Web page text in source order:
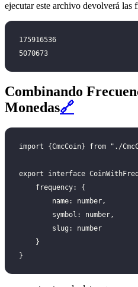
ejecutar este archivo devolverá las
175916536
5070673
Combinando
Monedas🔗
import {CmcCoin} from "./
export interface
    frequency: {
        name: number,
        symbol: number,
        slug: number
    }
}